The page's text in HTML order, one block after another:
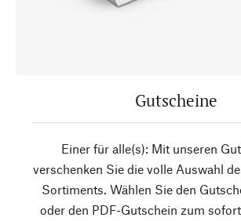
Gutscheine
Einer für alle(s): Mit unseren
verschenken Sie die volle Auswahl
Sortiments. Wählen Sie den
oder den PDF-Gutschein zum